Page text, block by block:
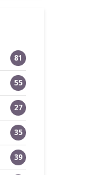
81
55
27
35
39